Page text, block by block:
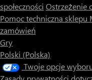
społeczności Ostrzeżenie
Pomoc techniczna sklepu
zamówień
Gry
Polski (Polska)
Twoje opcje